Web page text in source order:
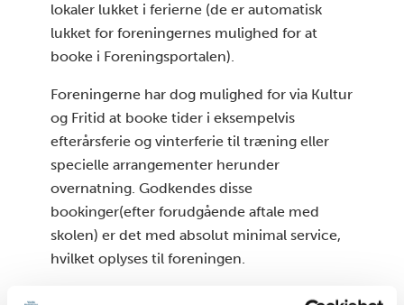
lokaler lukket i ferierne (de er automatisk
lukket for foreningernes mulighed for at
booke i Foreningsportalen).
Foreningerne har dog mulighed for via Kultur
og Fritid at booke tider i eksempelvis
efterårsferie og vinterferie til træning eller
specielle arrangementer herunder
overnatning. Godkendes disse
bookinger(efter forudgående aftale med
skolen) er det med absolut minimal service,
hvilket oplyses til foreningen.
Der skal udleveres nøgle til foreningen